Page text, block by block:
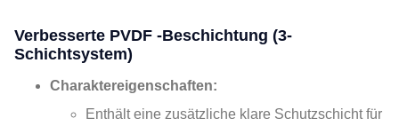
Verbesserte PVDF -Beschichtung (3-
Schichtsystem)
Charaktereigenschaften:
Enthält eine zusätzliche klare Schutzschicht für